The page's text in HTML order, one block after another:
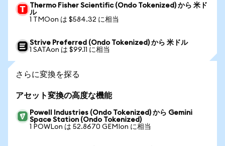
Thermo Fisher Scientific (Ondo Tokenized) から 米ド
ル
1 TMOon は $584.32 に相当
Strive Preferred (Ondo Tokenized) から 米ドル
1 SATAon は $99.11 に相当
さらに変換を探る
アセット変換の高度な機能
Powell Industries (Ondo Tokenized) から Gemini
Space Station (Ondo Tokenized)
1 POWLon は 52.8670 GEMIon に相当